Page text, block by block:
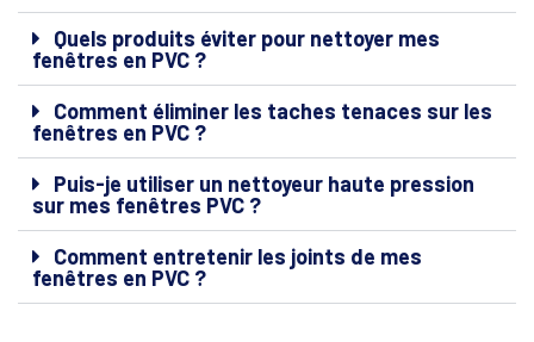
Quels produits éviter pour nettoyer mes
fenêtres en PVC ?
Comment éliminer les taches tenaces sur les
fenêtres en PVC ?
Puis-je utiliser un nettoyeur haute pression
sur mes fenêtres PVC ?
Comment entretenir les joints de mes
fenêtres en PVC ?